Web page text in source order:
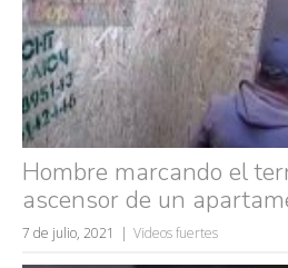
fails
Hombre marcando el
ascensor de un
7 de julio, 2021 Videos fuertes